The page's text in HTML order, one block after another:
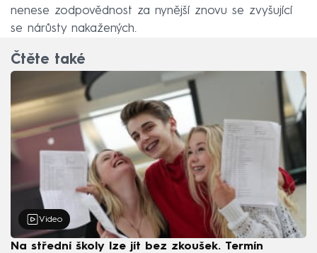
nenese zodpovědnost za nynější znovu se zvyšující
se nárůsty nakažených.
Čtěte také
Video
Na střední školy lze jít bez zkoušek. Termín